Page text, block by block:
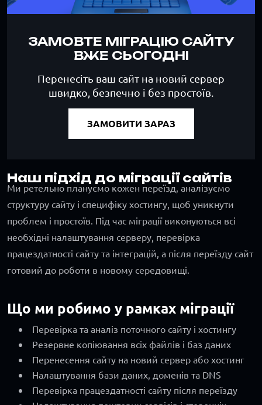
ЗАМОВТЕ МІГРАЦІЮ САЙТУ
ВЖЕ СЬОГОДНІ
Перенесіть ваш сайт на новий сервер
швидко, безпечно і без простоїв.
ЗАМОВИТИ ЗАРАЗ
Наш підхід до міграції сайтів
Ми ретельно плануємо кожен переїзд, аналізуємо
структуру сайту і специфіку хостингу, щоб уникнути
проблем і простоїв. Під час міграції виконуються всі
необхідні налаштування серверу, перевірка
працездатності сайту та інтеграцій, а після переїзду сайт
готовий до роботи в новому середовищі.
Що ми робимо у рамках міграції
Перевірка та аналіз поточного сайту і хостингу
Резервне копіювання всіх файлів і баз даних
Перенесення сайту на новий сервер або хостинг
Налаштування бази даних, доменів та DNS
Перевірка працездатності сайту після переїзду